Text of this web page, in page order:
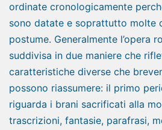
ordinate cronologicamente
sono datate e soprattutto molte
postume. Generalmente l’opera
suddivisa in due maniere che
caratteristiche diverse che
possono riassumere: il primo
riguarda i brani sacrificati alla
trascrizioni, fantasie, parafrasi,